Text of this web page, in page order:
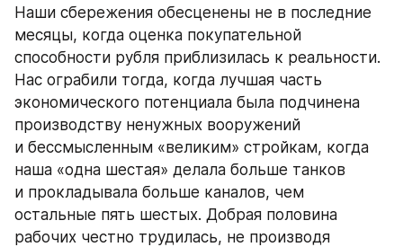
Наши сбережения обесценены не в последние
месяцы, когда оценка покупательной
способности рубля приблизилась к реальности.
Нас ограбили тогда, когда лучшая часть
экономического потенциала была подчинена
производству ненужных вооружений
и бессмысленным «великим» стройкам, когда
наша «одна шестая» делала больше танков
и прокладывала больше каналов, чем
остальные пять шестых. Добрая половина
рабочих честно трудилась, не производя